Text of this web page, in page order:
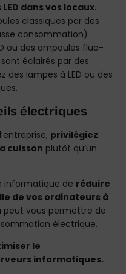
dans vos locaux.
classiques par des
consommation)
ou des ampoules fluo-
éclairés par des
des lampes à LED ou des
électriques
privilégiez
cuisson plutôt qu’un
informatique de réduire
de vos ordinateurs à
peut vous permettre de
électrique.
le
informatiques.